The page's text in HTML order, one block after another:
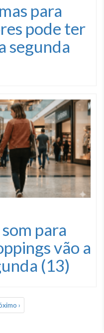
para
pode ter
segunda
para
vão a
(13)
›